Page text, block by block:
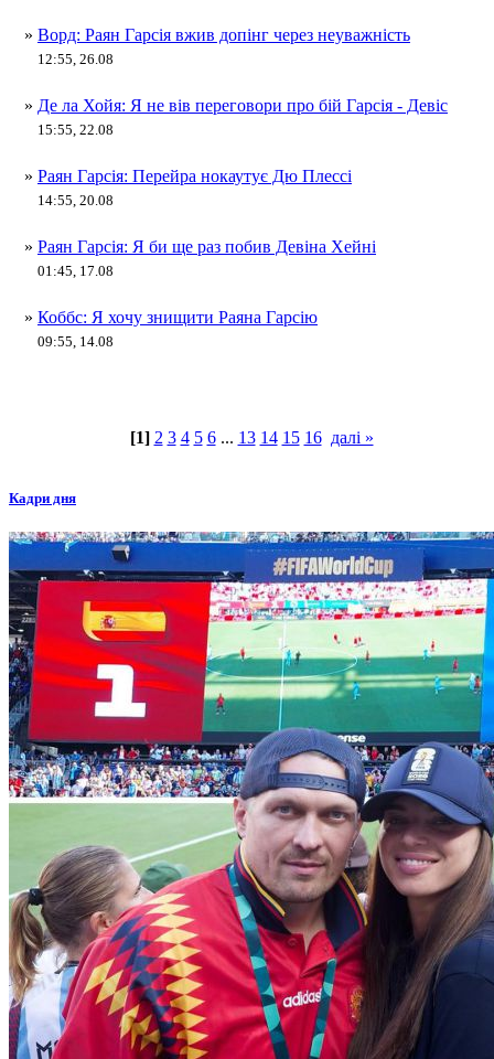
» Ворд: Раян Гарсія вжив допінг через неуважність
12:55, 26.08
» Де ла Хойя: Я не вів переговори про бій Гарсія - Девіс
15:55, 22.08
» Раян Гарсія: Перейра нокаутує Дю Плессі
14:55, 20.08
» Раян Гарсія: Я би ще раз побив Девіна Хейні
01:45, 17.08
» Коббс: Я хочу знищити Раяна Гарсію
09:55, 14.08
[1] 2 3 4 5 6... 13 14 15 16 далі »
Кадри дня